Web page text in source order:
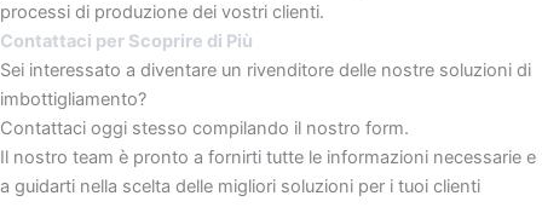
processi di produzione dei vostri clienti.
Contattaci per Scoprire di Più
Sei interessato a diventare un rivenditore delle nostre soluzioni di
imbottigliamento?
Contattaci oggi stesso compilando il nostro form.
Il nostro team è pronto a fornirti tutte le informazioni necessarie e
a guidarti nella scelta delle migliori soluzioni per i tuoi clienti